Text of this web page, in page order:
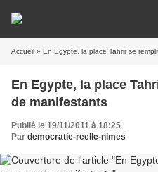
Accueil » En Egypte, la place Tahrir se
En Egypte, la place
de manifestants
Publié le 19/11/2011 à 18:25
Par democratie-reelle-nimes